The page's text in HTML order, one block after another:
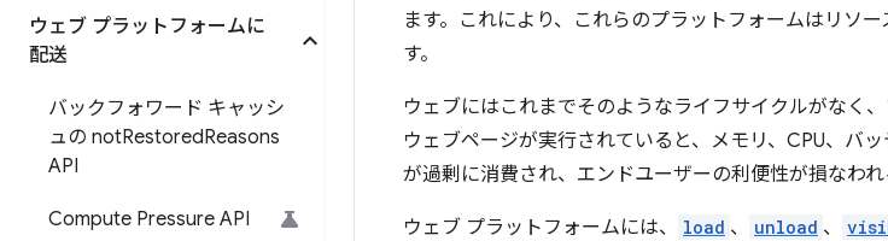
ウェブ プラットフォームに
配送
バックフォワード キャッシ
ュの notRestoredReasons
API
Compute Pressure API
ます。これにより、これらのプラットフォームはリソ
す。
ウェブにはこれまでそのようなライフサイクルがなく
ウェブページが実行されていると、メモリ、CPU、バ
が過剰に消費され、エンドユーザーの利便性が損なわれ
ウェブ プラットフォームには、 load 、 unload 、